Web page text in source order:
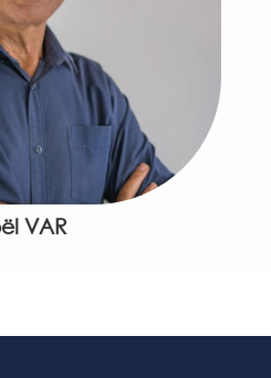
VAR